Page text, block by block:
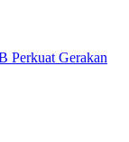
Perkuat Gerakan